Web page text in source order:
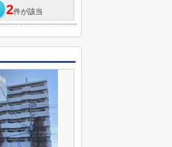
2件が該当